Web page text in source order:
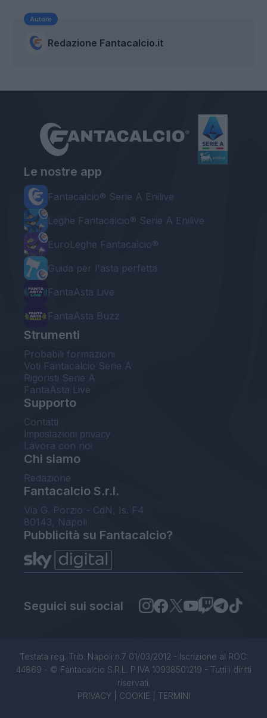
Autore
Redazione Fantacalcio.it
Le nostre app
Fantacalcio® Serie A Enilive
Leghe Fantacalcio® Serie A Enilive
EuroLeghe Fantacalcio®
Guida per l'asta perfetta
FantaAsta Live
FantaAsta Buzz
Strumenti
Probabili formazioni
Voti Fantacalcio Serie A
Rigoristi Serie A
FantaAsta Live
Supporto
Contatti
Impostazioni privacy
Lavora con noi
Chi siamo
Redazione
Fantacalcio S.r.l.
Via G. Porzio - CdN, Is. F4
80143, Napoli
Pubblicità su Fantacalcio?
Seguici sui social
Testata reg. Trib. Napoli n.7 01/03/2012 - Iscrizione al ROC:
44869 - © Fantacalcio S.R.L. P.IVA 10938501219 - Tutti i diritti
riservati.
PRIVACY| COOKIE TERMINI